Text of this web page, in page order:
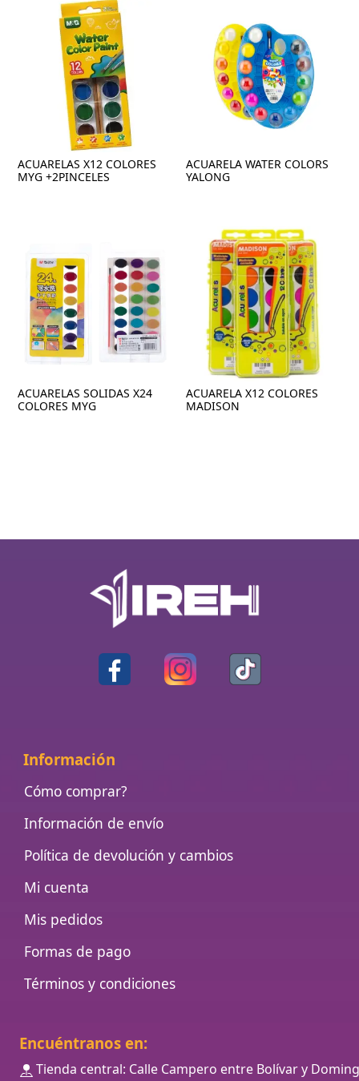
ACUARELAS X12 COLORES
MYG +2PINCELES
ACUARELA WATER COLORS
YALONG
ACUARELAS SOLIDAS X24
COLORES MYG
ACUARELA X12 COLORES
MADISON
Información
Cómo comprar?
Información de envío
Política de devolución y cambios
Mi cuenta
Mis pedidos
Formas de pago
Términos y condiciones
Encuéntranos en:
Tienda central: Calle Campero entre Bolívar y